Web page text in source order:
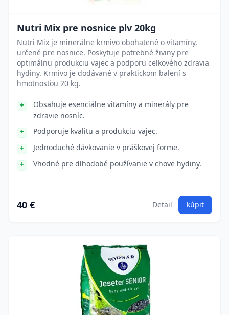
Nutri Mix pre nosnice plv 20kg
Nutri Mix je minerálne krmivo obohatené o vitamíny,
určené pre nosnice. Poskytuje potrebné živiny pre
optimálnu produkciu vajec a podporu celkového zdravia
hydiny. Krmivo je dodávané v praktickom balení s
hmotnosťou 20 kg.
Obsahuje esenciálne vitamíny a minerály pre
zdravie nosníc.
Podporuje kvalitu a produkciu vajec.
Jednoduché dávkovanie v práškovej forme.
Vhodné pre dlhodobé používanie v chove hydiny.
40 € Detail kúpiť